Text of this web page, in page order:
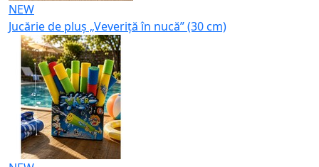
NEW
Jucărie de pluș „Veveriță în nucă” (30 cm)